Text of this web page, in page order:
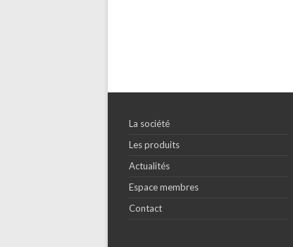
La société
Les produits
Actualités
Espace membres
Contact